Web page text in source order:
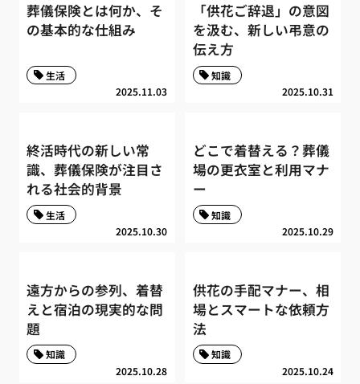
葬儀保険とは何か、そ
の基本的な仕組み
2025.11.03
生活
「供花ご辞退」の意図
を汲む、新しい弔意の
伝え方
2025.10.31
知識
終活時代の新しい常
識、葬儀保険が注目さ
れる社会的背景
2025.10.30
生活
どこで着替える？葬儀
場の更衣室と利用マナ
ー
2025.10.29
知識
遠方からの参列、着替
えと宿泊の現実的な問
題
2025.10.28
知識
供花の手配マナー、相
場とスマートな依頼方
法
2025.10.24
知識